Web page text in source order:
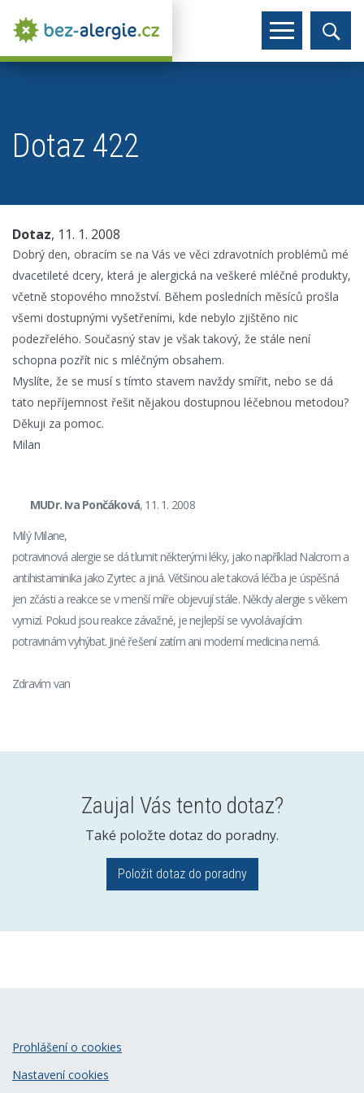
Dotaz 422
Dotaz, 11. 1. 2008
Dobrý den, obracím se na Vás ve věci zdravotních problémů mé
dvacetileté dcery, která je alergická na veškeré mléčné produkty,
včetně stopového množství. Během posledních měsíců prošla
všemi dostupnými vyšetřeními, kde nebylo zjištěno nic
podezřelého. Současný stav je však takový, že stále není
schopna pozřít nic s mléčným obsahem.
Myslíte, že se musí s tímto stavem navždy smířit, nebo se dá
tato nepříjemnost řešit nějakou dostupnou léčebnou metodou?
Děkuji za pomoc.
Milan
MUDr. Iva Pončáková, 11. 1. 2008
Milý Milane,
potravinová alergie se dá tlumit některými léky, jako například Nalcrom a
antihistaminika jako Zyrtec a jiná. Většinou ale taková léčba je úspěšná
jen zčásti a reakce se v menší míře objevují stále. Někdy alergie s věkem
vymizí. Pokud jsou reakce závažné, je nejlepší se vyvolávajícím
potravinám vyhýbat. Jiné řešení zatím ani moderní medicina nemá.
Zdravím van
Zaujal Vás tento dotaz?
Také položte dotaz do poradny.
Položit dotaz do poradny
Prohlášení o cookies
Nastavení cookies